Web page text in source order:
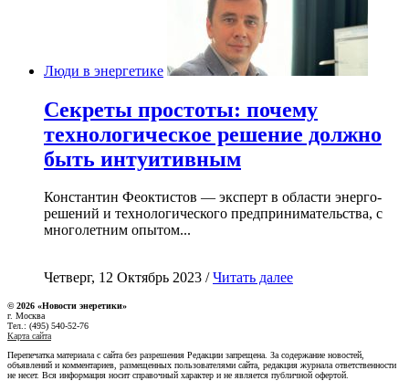
Люди в энергетике
Секреты простоты: почему
технологическое решение должно
быть интуитивным
Константин Феоктистов — эксперт в области энерго-
решений и технологического предпринимательства, с
многолетним опытом...
Четверг, 12 Октябрь 2023 /Читать далее
© 2026 «Новости энеретики»
г. Москва
Тел.: (495) 540-52-76
Карта сайта
Перепечатка материала с сайта без разрешения Редакции запрещена. За содержание новостей,
объявлений и комментариев, размещенных пользователями сайта, редакция журнала ответственности
не несет. Вся информация носит справочный характер и не является публичной офертой.